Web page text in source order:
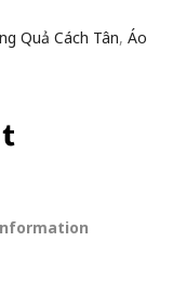
Quả Cách Tân, Áo